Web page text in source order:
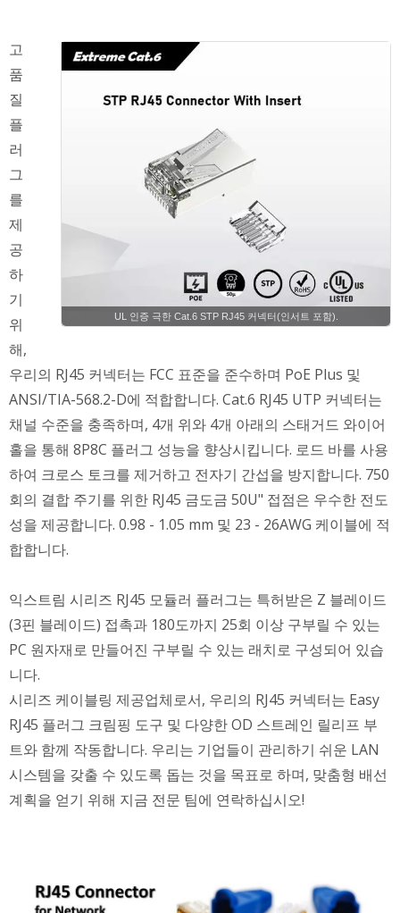
UL 인증 극한 Cat.6 STP RJ45 커넥터(인서트 포함).
고
품
질
플
러
그
를
제
공
하
기
위
해,
우리의 RJ45 커넥터는 FCC 표준을 준수하며 PoE Plus 및
ANSI/TIA-568.2-D에 적합합니다. Cat.6 RJ45 UTP 커넥터는
채널 수준을 충족하며, 4개 위와 4개 아래의 스태거드 와이어
홀을 통해 8P8C 플러그 성능을 향상시킵니다. 로드 바를 사용
하여 크로스 토크를 제거하고 전자기 간섭을 방지합니다. 750
회의 결합 주기를 위한 RJ45 금도금 50U" 접점은 우수한 전도
성을 제공합니다. 0.98 - 1.05 mm 및 23 - 26AWG 케이블에 적
합합니다.
익스트림 시리즈 RJ45 모듈러 플러그는 특허받은 Z 블레이드
(3핀 블레이드) 접촉과 180도까지 25회 이상 구부릴 수 있는
PC 원자재로 만들어진 구부릴 수 있는 래치로 구성되어 있습
니다.
시리즈 케이블링 제공업체로서, 우리의 RJ45 커넥터는 Easy
RJ45 플러그 크림핑 도구 및 다양한 OD 스트레인 릴리프 부
트와 함께 작동합니다. 우리는 기업들이 관리하기 쉬운 LAN
시스템을 갖출 수 있도록 돕는 것을 목표로 하며, 맞춤형 배선
계획을 얻기 위해 지금 전문 팀에 연락하십시오!